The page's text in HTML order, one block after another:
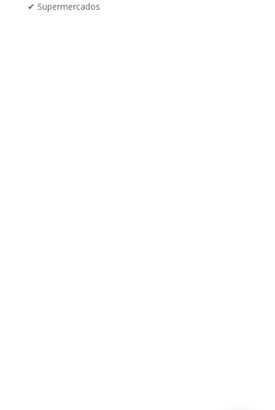
✔ Supermercados